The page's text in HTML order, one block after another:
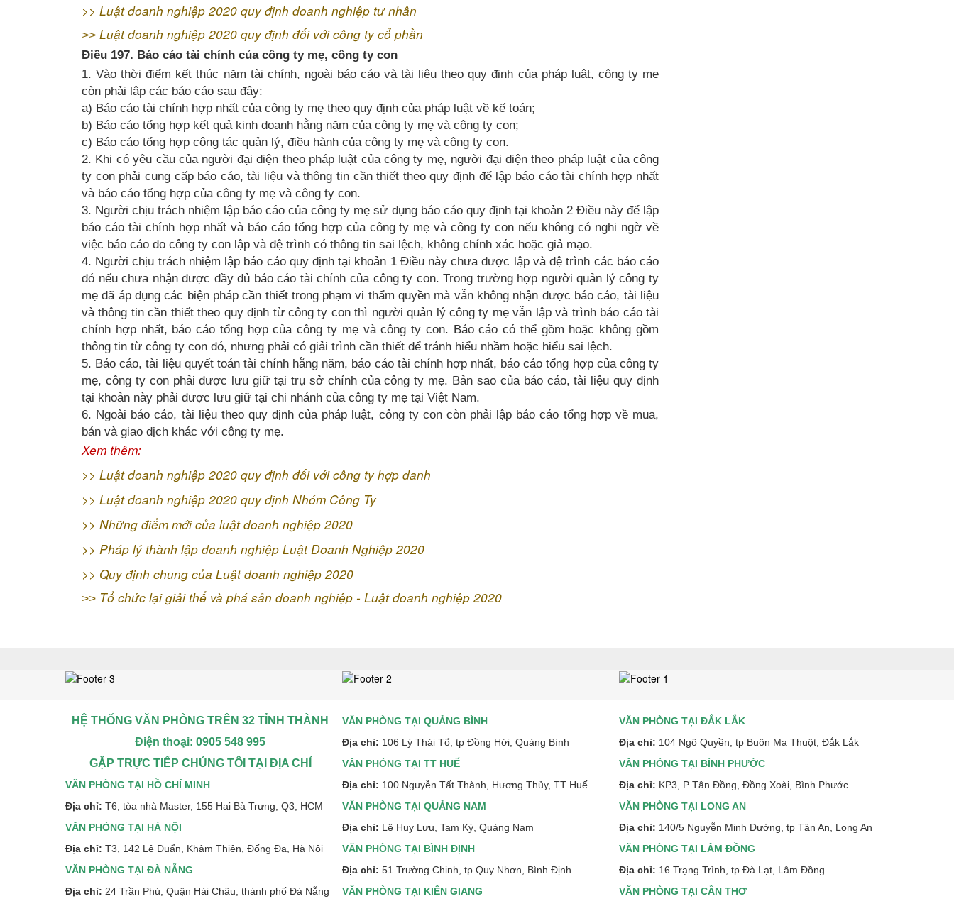
>> Luật doanh nghiệp 2020 quy định doanh nghiệp tư nhân
>> Luật doanh nghiệp 2020 quy định đối với công ty cổ phần
Điều 197. Báo cáo tài chính của công ty mẹ, công ty con
1. Vào thời điểm kết thúc năm tài chính, ngoài báo cáo và tài liệu theo quy định của pháp luật, công ty mẹ
còn phải lập các báo cáo sau đây:
a) Báo cáo tài chính hợp nhất của công ty mẹ theo quy định của pháp luật về kế toán;
b) Báo cáo tổng hợp kết quả kinh doanh hằng năm của công ty mẹ và công ty con;
c) Báo cáo tổng hợp công tác quản lý, điều hành của công ty mẹ và công ty con.
2. Khi có yêu cầu của người đại diện theo pháp luật của công ty mẹ, người đại diện theo pháp luật của công
ty con phải cung cấp báo cáo, tài liệu và thông tin cần thiết theo quy định để lập báo cáo tài chính hợp nhất
và báo cáo tổng hợp của công ty mẹ và công ty con.
3. Người chịu trách nhiệm lập báo cáo của công ty mẹ sử dụng báo cáo quy định tại khoản 2 Điều này để lập
báo cáo tài chính hợp nhất và báo cáo tổng hợp của công ty mẹ và công ty con nếu không có nghi ngờ về
việc báo cáo do công ty con lập và đệ trình có thông tin sai lệch, không chính xác hoặc giả mạo.
4. Người chịu trách nhiệm lập báo cáo quy định tại khoản 1 Điều này chưa được lập và đệ trình các báo cáo
đó nếu chưa nhận được đầy đủ báo cáo tài chính của công ty con. Trong trường hợp người quản lý công ty
mẹ đã áp dụng các biện pháp cần thiết trong phạm vi thẩm quyền mà vẫn không nhận được báo cáo, tài liệu
và thông tin cần thiết theo quy định từ công ty con thì người quản lý công ty mẹ vẫn lập và trình báo cáo tài
chính hợp nhất, báo cáo tổng hợp của công ty mẹ và công ty con. Báo cáo có thể gồm hoặc không gồm
thông tin từ công ty con đó, nhưng phải có giải trình cần thiết để tránh hiểu nhầm hoặc hiểu sai lệch.
5. Báo cáo, tài liệu quyết toán tài chính hằng năm, báo cáo tài chính hợp nhất, báo cáo tổng hợp của công ty
mẹ, công ty con phải được lưu giữ tại trụ sở chính của công ty mẹ. Bản sao của báo cáo, tài liệu quy định
tại khoản này phải được lưu giữ tại chi nhánh của công ty mẹ tại Việt Nam.
6. Ngoài báo cáo, tài liệu theo quy định của pháp luật, công ty con còn phải lập báo cáo tổng hợp về mua,
bán và giao dịch khác với công ty mẹ.
Xem thêm:
>> Luật doanh nghiệp 2020 quy định đối với công ty hợp danh
>> Luật doanh nghiệp 2020 quy định Nhóm Công Ty
>> Những điểm mới của luật doanh nghiệp 2020
>> Pháp lý thành lập doanh nghiệp Luật Doanh Nghiệp 2020
>> Quy định chung của Luật doanh nghiệp 2020
>> Tổ chức lại giải thể và phá sản doanh nghiệp - Luật doanh nghiệp 2020
HỆ THỐNG VĂN PHÒNG TRÊN 32 TỈNH THÀNH
Điện thoại: 0905 548 995
GẶP TRỰC TIẾP CHÚNG TÔI TẠI ĐỊA CHỈ
VĂN PHÒNG TẠI HỒ CHÍ MINH
Địa chỉ: T6, tòa nhà Master, 155 Hai Bà Trưng, Q3, HCM
VĂN PHÒNG TẠI HÀ NỘI
Địa chỉ: T3, 142 Lê Duẩn, Khâm Thiên, Đống Đa, Hà Nội
VĂN PHÒNG TẠI ĐÀ NẴNG
Địa chỉ: 24 Trần Phú, Quận Hải Châu, thành phố Đà Nẵng
VĂN PHÒNG TẠI QUẢNG BÌNH
Địa chỉ: 106 Lý Thái Tổ, tp Đồng Hới, Quảng Bình
VĂN PHÒNG TẠI TT HUẾ
Địa chỉ: 100 Nguyễn Tất Thành, Hương Thủy, TT Huế
VĂN PHÒNG TẠI QUẢNG NAM
Địa chỉ: Lê Huy Lưu, Tam Kỳ, Quảng Nam
VĂN PHÒNG TẠI BÌNH ĐỊNH
Địa chỉ: 51 Trường Chinh, tp Quy Nhơn, Bình Định
VĂN PHÒNG TẠI KIÊN GIANG
VĂN PHÒNG TẠI ĐẮK LẮK
Địa chỉ: 104 Ngô Quyền, tp Buôn Ma Thuột, Đắk Lắk
VĂN PHÒNG TẠI BÌNH PHƯỚC
Địa chỉ: KP3, P Tân Đồng, Đồng Xoài, Bình Phước
VĂN PHÒNG TẠI LONG AN
Địa chỉ: 140/5 Nguyễn Minh Đường, tp Tân An, Long An
VĂN PHÒNG TẠI LÂM ĐỒNG
Địa chỉ: 16 Trạng Trình, tp Đà Lạt, Lâm Đồng
VĂN PHÒNG TẠI CẦN THƠ